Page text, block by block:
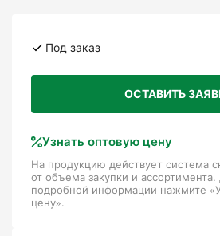
питательных веществ и
Под заказ
ОСТАВИТЬ
Узнать оптовую цену
На продукцию действует система
от объема закупки и
подробной информации нажмите
цену».